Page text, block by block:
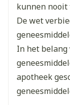
Hoeveelheid
Verpakking
Behoud
kunnen nooit
De wet
In het
apotheek